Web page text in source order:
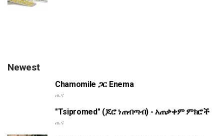
Newest
Chamomile ጋር Enema
ጤና
"Tsipromed" (ጆሮ ነጠብጣብ) - አጠቃቀም ምክሮች
ጤና